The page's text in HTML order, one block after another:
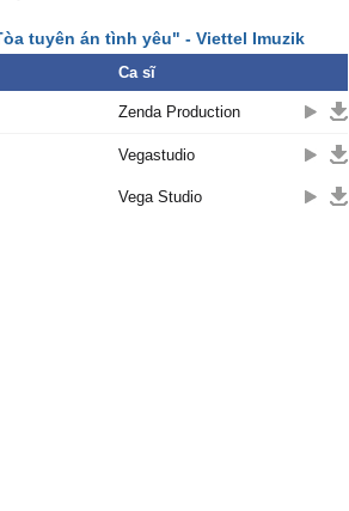
tuyên án tình yêu" - Viettel Imuzik
Ca sĩ
Zenda Production
Vegastudio
Vega Studio